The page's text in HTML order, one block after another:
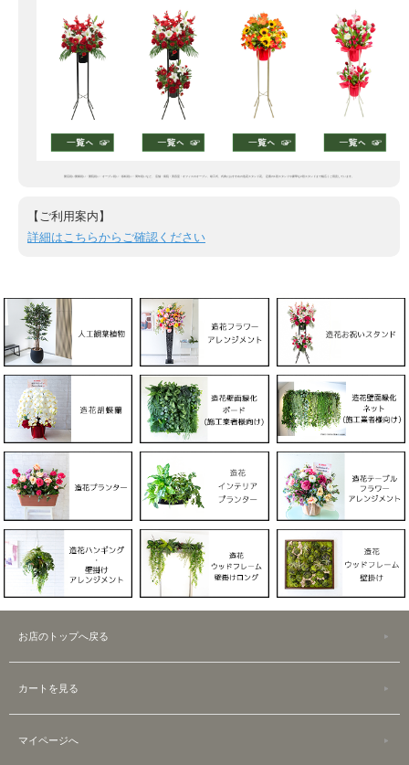
開店祝い開業祝い・開院祝い・オープン祝い・移転祝い・周年祝いなど、 店舗・病院・美容室・オフィスのオープン、竣工式、式典におすすめの造花スタンド花。 定番の1段スタンドや豪華な2段スタンドまで幅広くご用意しています。
【ご利用案内】
詳細はこちらからご確認ください
お店のトップへ戻る
カートを見る
マイページへ